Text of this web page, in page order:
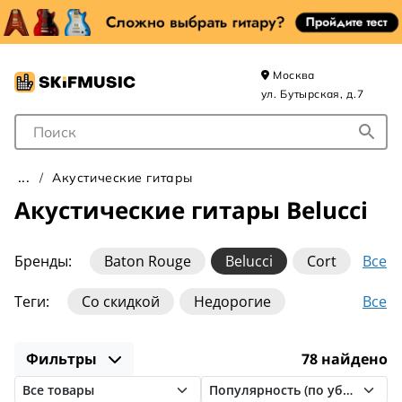
Поле для Поиска
Москва
ул. Бутырская, д.7
Акустические гитары
Акустические гитары Belucci
Бренды: Все
Baton Rouge Belucci
Cort
DeMarco
Greg Bennett
Martin
Martinez
Rockdale Sigma
Taylor
Теги: Все
Со скидкой
Недорогие
Из массива
С чехлом
Фильтры 78 найдено